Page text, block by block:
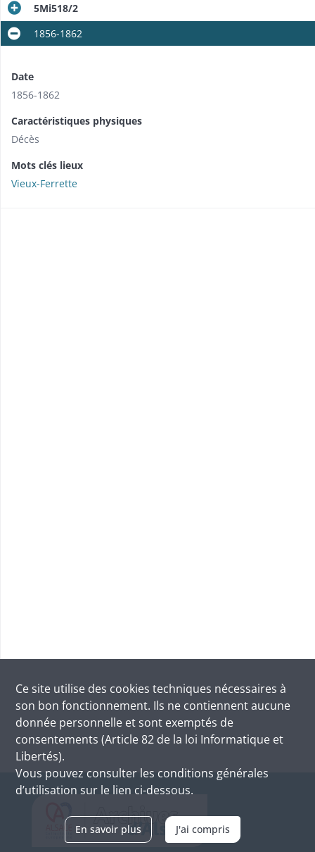
5Mi518/2
1856-1862
Date
1856-1862
Caractéristiques physiques
Décès
Mots clés lieux
Vieux-Ferrette
Ce site utilise des cookies techniques nécessaires à
son bon fonctionnement. Ils ne contiennent aucune
donnée personnelle et sont exemptés de
consentements (Article 82 de la loi Informatique et
Libertés).
Vous pouvez consulter les conditions générales
d’utilisation sur le lien ci-dessous.
En savoir plus J'ai compris